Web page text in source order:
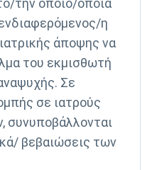
την οποίο/οποία
η
άποψης να
του εκμισθωτή
Σε
σε ιατρούς
συνυποβάλλονται
βεβαιώσεις των